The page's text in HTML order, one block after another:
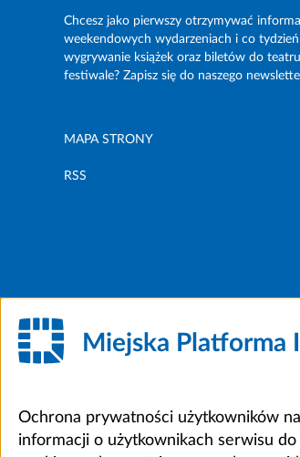
Chcesz jako pierwszy otrzymywać
weekendowych wydarzeniach i co tydzień
wygrywanie książek oraz biletów do
festiwale? Zapisz się do naszego
MAPA STRONY
RSS
Miejska Platforma
Ochrona prywatności użytkowników
informacji o użytkownikach serwisu